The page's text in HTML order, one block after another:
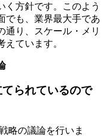
く方針です。このよう
でも、業界最大手であ
通り、スケール・メリ
ています。
られているので
略の議論を行いま